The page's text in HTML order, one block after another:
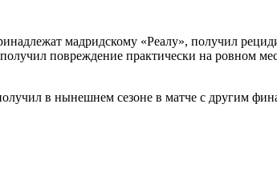
мадридскому «Реалу», получил
повреждение практически на ровном
в нынешнем сезоне в матче с другим